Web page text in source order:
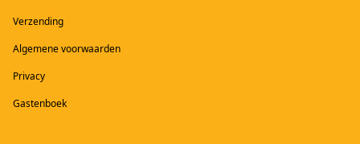
Verzending
Algemene voorwaarden
Privacy
Gastenboek